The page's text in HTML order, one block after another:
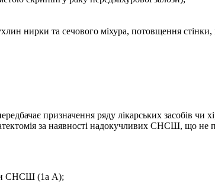
нирки та сечового міхура, потовщення стінки,
призначення ряду лікарських засобів чи
за наявності надокучливих СНСШ, що не
СНСШ (1а А);